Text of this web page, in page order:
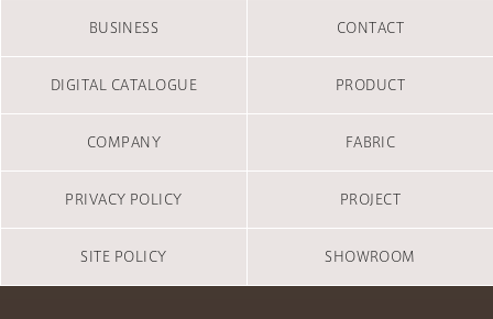
BUSINESS CONTACT
DIGITAL CATALOGUE PRODUCT
COMPANY FABRIC
PRIVACY POLICY PROJECT
SITE POLICY SHOWROOM